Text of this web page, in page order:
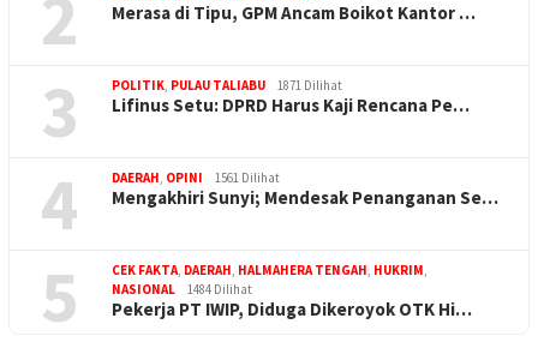
2 Merasa di Tipu, GPM Ancam Boikot Kantor …
3 POLITIK, PULAU TALIABU 1871 Dilihat
Lifinus Setu: DPRD Harus Kaji Rencana Pe…
4 DAERAH, OPINI 1561 Dilihat
Mengakhiri Sunyi; Mendesak Penanganan Se…
5 CEK FAKTA, DAERAH, HALMAHERA TENGAH, HUKRIM,
NASIONAL
1484 Dilihat
Pekerja PT IWIP, Diduga Dikeroyok OTK Hi…